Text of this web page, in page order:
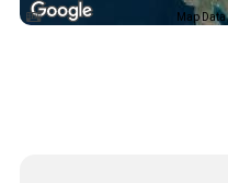
Map Data